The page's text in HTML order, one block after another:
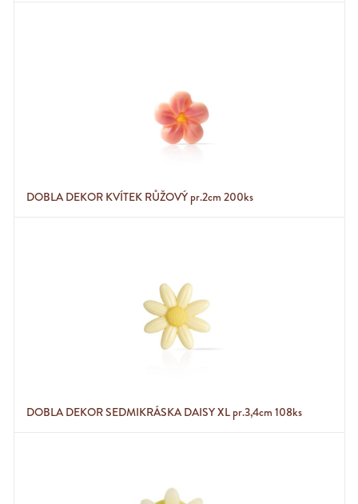
DOBLA DEKOR KVÍTEK RŮŽOVÝ pr.2cm 200ks
DOBLA DEKOR SEDMIKRÁSKA DAISY XL pr.3,4cm 108ks